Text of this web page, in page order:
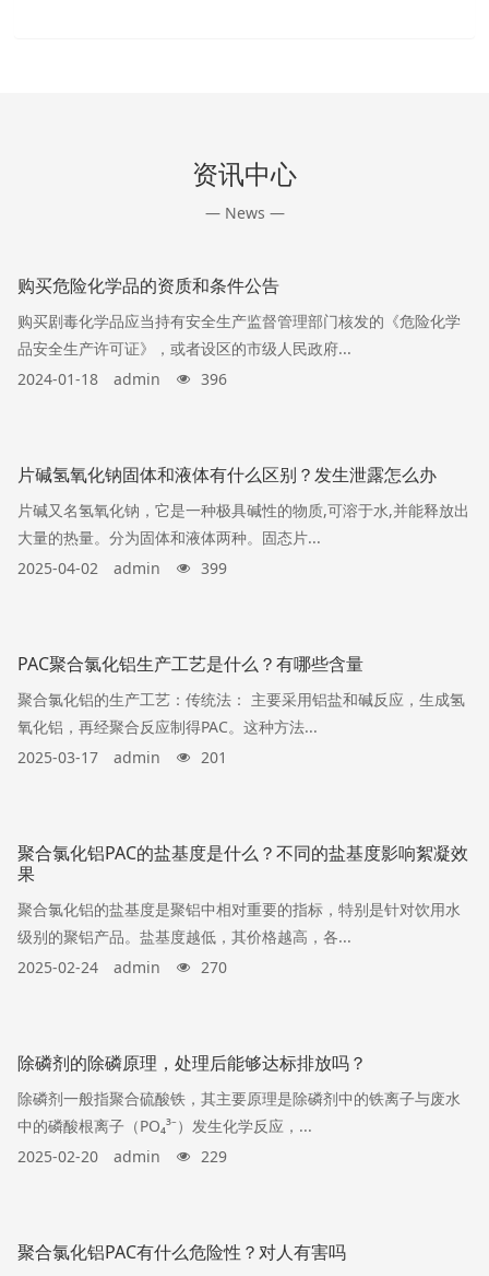
资讯中心
— News —
购买危险化学品的资质和条件公告
购买剧毒化学品应当持有安全生产监督管理部门核发的《危险化学
品安全生产许可证》，或者设区的市级人民政府...
2024-01-18
admin 396
片碱氢氧化钠固体和液体有什么区别？发生泄露怎么办
片碱又名氢氧化钠，它是一种极具碱性的物质,可溶于水,并能释放出
大量的热量。分为固体和液体两种。固态片...
2025-04-02
admin 399
PAC聚合氯化铝生产工艺是什么？有哪些含量
聚合氯化铝的生产工艺：传统法： 主要采用铝盐和碱反应，生成氢
氧化铝，再经聚合反应制得PAC。这种方法...
2025-03-17
admin 201
聚合氯化铝PAC的盐基度是什么？不同的盐基度影响絮凝效
果
聚合氯化铝的盐基度是聚铝中相对重要的指标，特别是针对饮用水
级别的聚铝产品。盐基度越低，其价格越高，各...
2025-02-24
admin 270
除磷剂的除磷原理，处理后能够达标排放吗？
除磷剂一般指聚合硫酸铁，其主要原理是除磷剂中的铁离子与废水
中的磷酸根离子（PO₄³⁻）发生化学反应，...
2025-02-20
admin 229
聚合氯化铝PAC有什么危险性？对人有害吗